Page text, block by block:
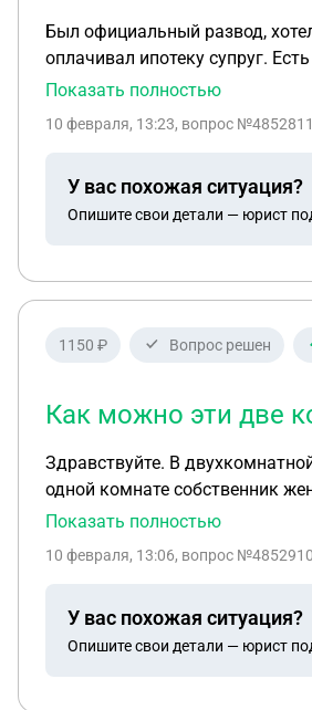
Был официальный развод,
оплачивал ипотеку супруг.
Показать полностью
10 февраля, 13:23, вопрос
У вас похожая ситуация?
Опишите свои детали — юрист
1150 ₽ Вопрос решен
Как можно эти две
Здравствуйте. В двухкомнатной квартире обе комнаты оформлены как разные объекты недвижимости, у каждой комнаты есть свой кадастровый номер. В
одной комнате собственник
юридически в одну квартиру и
Показать полностью
10 февраля, 13:06, вопрос
У вас похожая ситуация?
Опишите свои детали — юрист